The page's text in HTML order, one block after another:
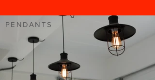
PENDANTS